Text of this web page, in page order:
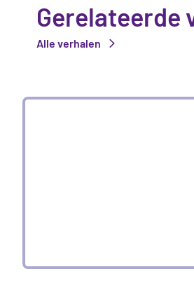
Gerelateerde
Alle verhalen